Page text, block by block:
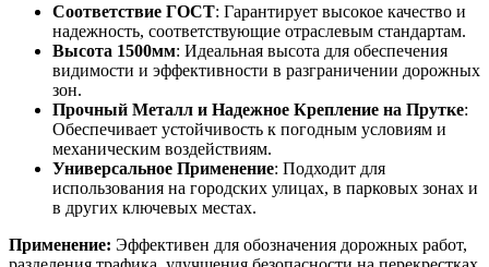
Соответствие ГОСТ: Гарантирует высокое качество и
надежность, соответствующие отраслевым стандартам.
Высота 1500мм: Идеальная высота для обеспечения
видимости и эффективности в разграничении дорожных
зон.
Прочный Металл и Надежное Крепление на Прутке:
Обеспечивает устойчивость к погодным условиям и
механическим воздействиям.
Универсальное Применение: Подходит для
использования на городских улицах, в парковых зонах и
в других ключевых местах.
Применение: Эффективен для обозначения дорожных работ,